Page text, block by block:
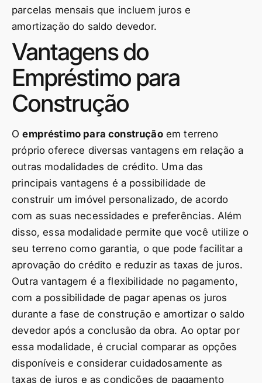
parcelas mensais que incluem juros e
amortização do saldo devedor.
Vantagens do
Empréstimo para
Construção
Oempréstimo para construçãoem terreno
próprio oferece diversas vantagens em relação a
outras modalidades de crédito. Uma das
principais vantagens é a possibilidade de
construir um imóvel personalizado, de acordo
com as suas necessidades e preferências. Além
disso, essa modalidade permite que você utilize o
seu terreno como garantia, o que pode facilitar a
aprovação do crédito e reduzir as taxas de juros.
Outra vantagem é a flexibilidade no pagamento,
com a possibilidade de pagar apenas os juros
durante a fase de construção e amortizar o saldo
devedor após a conclusão da obra. Ao optar por
essa modalidade, é crucial comparar as opções
disponíveis e considerar cuidadosamente as
taxas de juros e as condições de pagamento